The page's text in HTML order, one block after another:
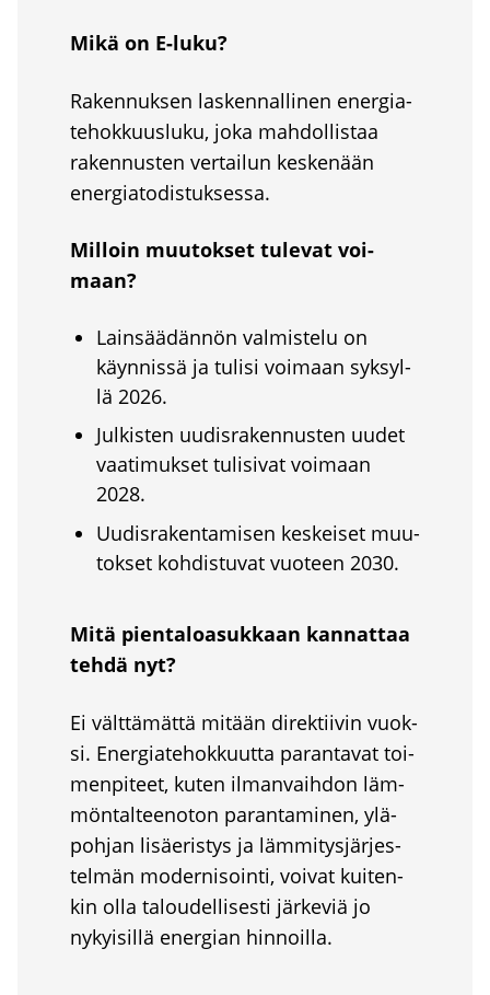
Mikä on E‑luku?
Raken­nuk­sen las­ken­nal­li­nen ener­gia­
te­hok­kuus­lu­ku, joka mah­dol­lis­taa
raken­nus­ten ver­tai­lun kes­ke­nään
ener­gia­to­dis­tuk­ses­sa.
Mil­loin muu­tok­set tule­vat voi­
maan?
Lain­sää­dän­nön val­mis­te­lu on
käyn­nis­sä ja tuli­si voi­maan syk­syl­
lä 2026.
Jul­kis­ten uudis­ra­ken­nus­ten uudet
vaa­ti­muk­set tuli­si­vat voi­maan
2028.
Uudis­ra­ken­ta­mi­sen kes­kei­set muu­
tok­set koh­dis­tu­vat vuo­teen 2030.
Mitä pien­ta­loa­suk­kaan kan­nat­taa
teh­dä nyt?
Ei vält­tä­mät­tä mitään direk­tii­vin vuok­
si. Ener­gia­te­hok­kuut­ta paran­ta­vat toi­
men­pi­teet, kuten ilman­vaih­don läm­
mön­tal­teen­o­ton paran­ta­mi­nen, ylä­
poh­jan lisäe­ris­tys ja läm­mi­tys­jär­jes­
tel­män moder­ni­soin­ti, voi­vat kui­ten­
kin olla talou­del­li­ses­ti jär­ke­viä jo
nykyi­sil­lä ener­gian hin­noil­la.